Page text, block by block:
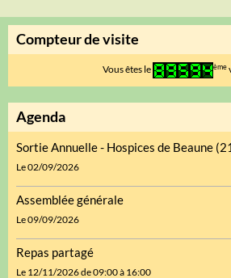
Compteur de visite
Vous êtes le ème
Agenda
Sortie Annuelle - Hospices de Beaune
Le 02/09/2026
Assemblée générale
Le 09/09/2026
Repas partagé
Le 12/11/2026de 09:00à 16:00